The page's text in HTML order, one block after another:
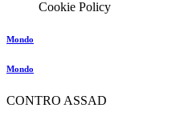
Cookie Policy
Mondo
Mondo
CONTRO ASSAD